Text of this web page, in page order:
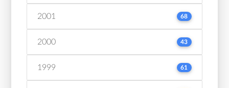
2001 68
2000 43
1999 61